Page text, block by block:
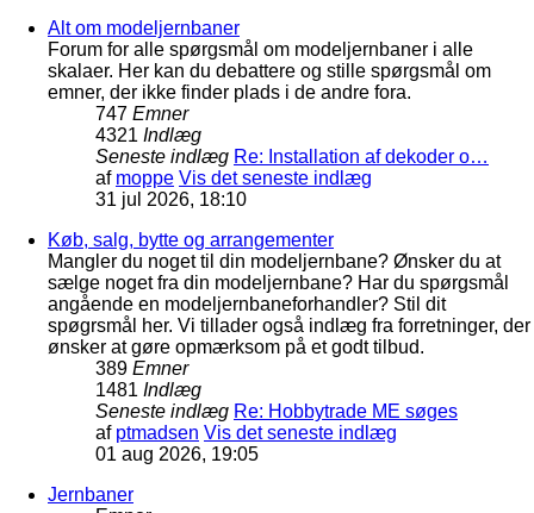
Alt om modeljernbaner
Forum for alle spørgsmål om modeljernbaner i alle
skalaer. Her kan du debattere og stille spørgsmål om
emner, der ikke finder plads i de andre fora.
747 Emner
4321 Indlæg
Seneste indlæg Re: Installation af dekoder o…
af moppe Vis det seneste indlæg
31 jul 2026, 18:10
Køb, salg, bytte og arrangementer
Mangler du noget til din modeljernbane? Ønsker du at
sælge noget fra din modeljernbane? Har du spørgsmål
angående en modeljernbaneforhandler? Stil dit
spøgrsmål her. Vi tillader også indlæg fra forretninger, der
ønsker at gøre opmærksom på et godt tilbud.
389 Emner
1481 Indlæg
Seneste indlæg Re: Hobbytrade ME søges
af ptmadsen Vis det seneste indlæg
01 aug 2026, 19:05
Jernbaner